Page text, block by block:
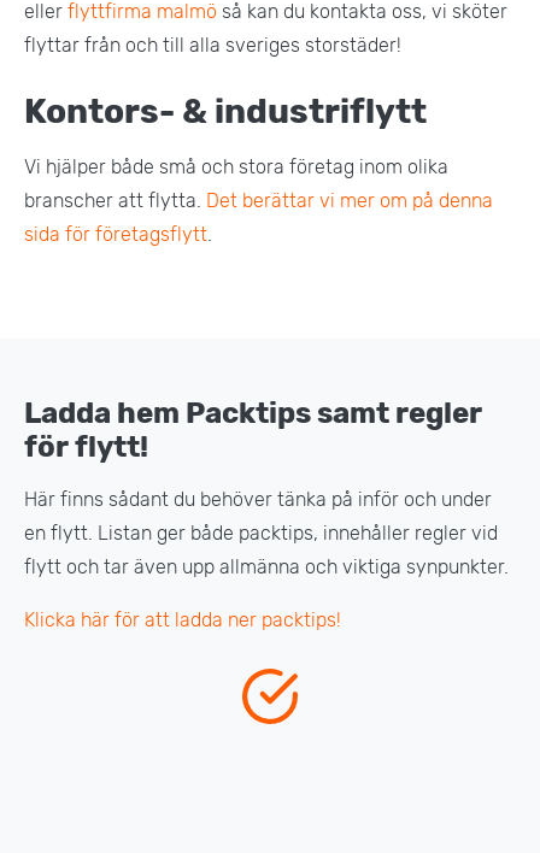
eller flyttfirma malmö så kan du kontakta oss, vi sköter
flyttar från och till alla sveriges storstäder!
Kontors- & industriflytt
Vi hjälper både små och stora företag inom olika
branscher att flytta. Det berättar vi mer om på denna
sida för företagsflytt.
Ladda hem Packtips samt regler
för flytt!
Här finns sådant du behöver tänka på inför och under
en flytt. Listan ger både packtips, innehåller regler vid
flytt och tar även upp allmänna och viktiga synpunkter.
Klicka här för att ladda ner packtips!